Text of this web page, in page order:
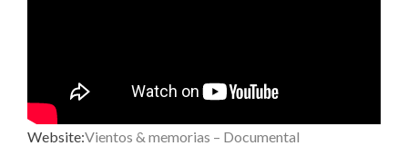
Website:Vientos & memorias – Documental